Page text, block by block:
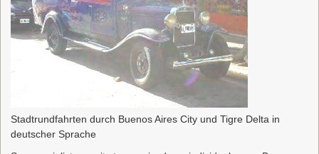
Stadtrundfahrten durch Buenos Aires City und Tigre Delta in
deutscher Sprache